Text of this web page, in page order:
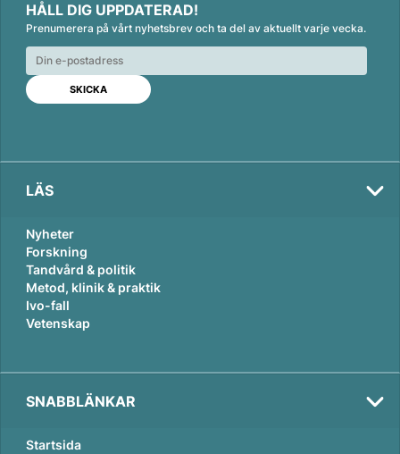
n
k
e
d
n
c
e
b
o
o
k
a
i
l
HÅLL DIG UPPDATERAD!
Prenumerera på vårt nyhetsbrev och ta del av aktuellt varje vecka.
LÄS
Nyheter
Forskning
Tandvård & politik
Metod, klinik & praktik
Ivo-fall
Vetenskap
SNABBLÄNKAR
Startsida